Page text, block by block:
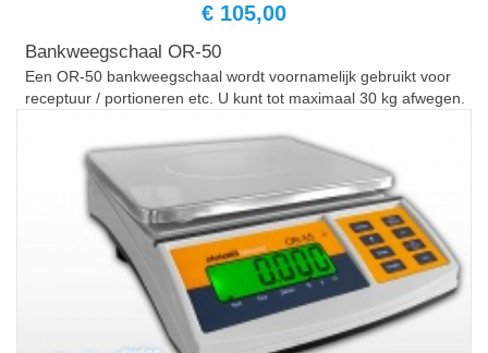
€ 105,00
Bankweegschaal OR-50
Een OR-50 bankweegschaal wordt voornamelijk gebruikt voor
receptuur / portioneren etc. U kunt tot maximaal 30 kg afwegen.